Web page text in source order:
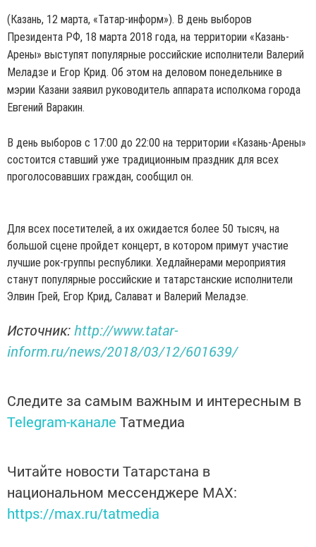
(Казань, 12 марта, «Татар-информ»). В день выборов
Президента РФ, 18 марта 2018 года, на территории «Казань-
Арены» выступят популярные российские исполнители Валерий
Меладзе и Егор Крид. Об этом на деловом понедельнике в
мэрии Казани заявил руководитель аппарата исполкома города
Евгений Варакин.
В день выборов с 17:00 до 22:00 на территории «Казань-Арены»
состоится ставший уже традиционным праздник для всех
проголосовавших граждан, сообщил он.
Для всех посетителей, а их ожидается более 50 тысяч, на
большой сцене пройдет концерт, в котором примут участие
лучшие рок-группы республики. Хедлайнерами мероприятия
станут популярные российские и татарстанские исполнители
Элвин Грей, Егор Крид, Салават и Валерий Меладзе.
Источник:http://www.tatar-
inform.ru/news/2018/03/12/601639/
Следите за самым важным и интересным в
Telegram-канале Татмедиа
Читайте новости Татарстана в
национальном мессенджере MАХ:
https://max.ru/tatmedia